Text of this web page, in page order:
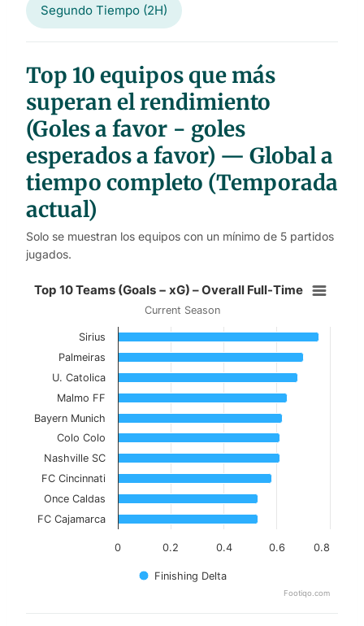
Segundo Tiempo (2H)
Top 10 equipos que más
superan el rendimiento
(Goles a favor − goles
esperados a favor) — Global a
tiempo completo (Temporada
actual)
Solo se muestran los equipos con un mínimo de 5 partidos
jugados.
Top 10 Teams (Goals − xG) –
Current Season
View as data table, Top 10 Teams (Goals −
The chart has 1 X axis displaying categories.
The chart has 1 Y axis displaying values. Data ranges
Top 10 Teams (Goals − xG) – Overall Full-Time
Current Season
Finishing Delta
0 0.2 0.4 0.6 0.8
Sirius
Palmeiras
U. Catolica
Malmo FF
Bayern Munich
Colo Colo
Nashville SC
FC Cincinnati
Once Caldas
FC Cajamarca
Footiqo.com